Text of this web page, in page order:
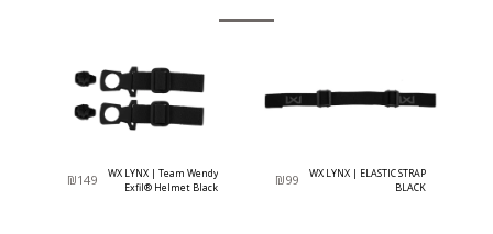
WX LYNX | ELASTIC STRAP
BLACK
₪99
WX LYNX | Team Wendy
Exfil® Helmet Black
₪149